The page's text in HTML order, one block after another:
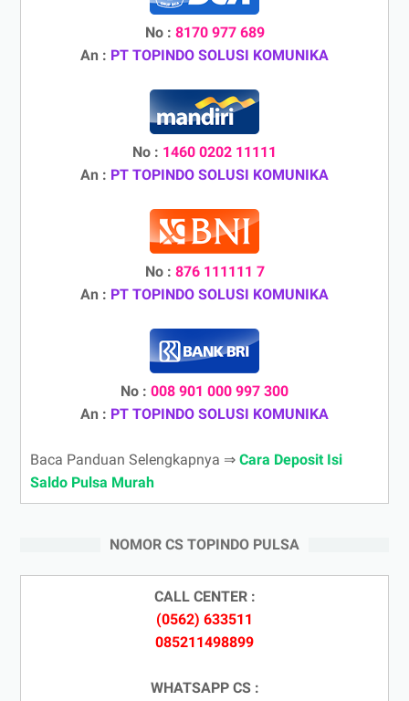
No : 8170 977 689
An : PT TOPINDO SOLUSI KOMUNIKA
No : 1460 0202 11111
An : PT TOPINDO SOLUSI KOMUNIKA
No : 876 111111 7
An : PT TOPINDO SOLUSI KOMUNIKA
No : 008 901 000 997 300
An : PT TOPINDO SOLUSI KOMUNIKA
Baca Panduan Selengkapnya ⇒ Cara Deposit Isi
Saldo Pulsa Murah
NOMOR CS TOPINDO PULSA
CALL CENTER :
(0562) 633511
085211498899
WHATSAPP CS :